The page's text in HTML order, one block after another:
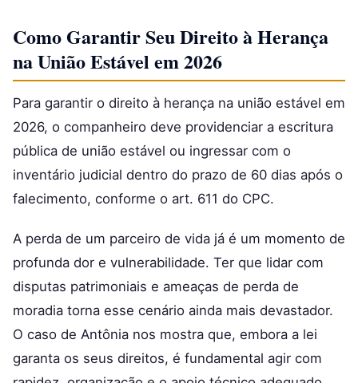
Como Garantir Seu Direito à Herança
na União Estável em 2026
Para garantir o direito à herança na união estável em
2026, o companheiro deve providenciar a escritura
pública de união estável ou ingressar com o
inventário judicial dentro do prazo de 60 dias após o
falecimento, conforme o art. 611 do CPC.
A perda de um parceiro de vida já é um momento de
profunda dor e vulnerabilidade. Ter que lidar com
disputas patrimoniais e ameaças de perda de
moradia torna esse cenário ainda mais devastador.
O caso de Antônia nos mostra que, embora a lei
garanta os seus direitos, é fundamental agir com